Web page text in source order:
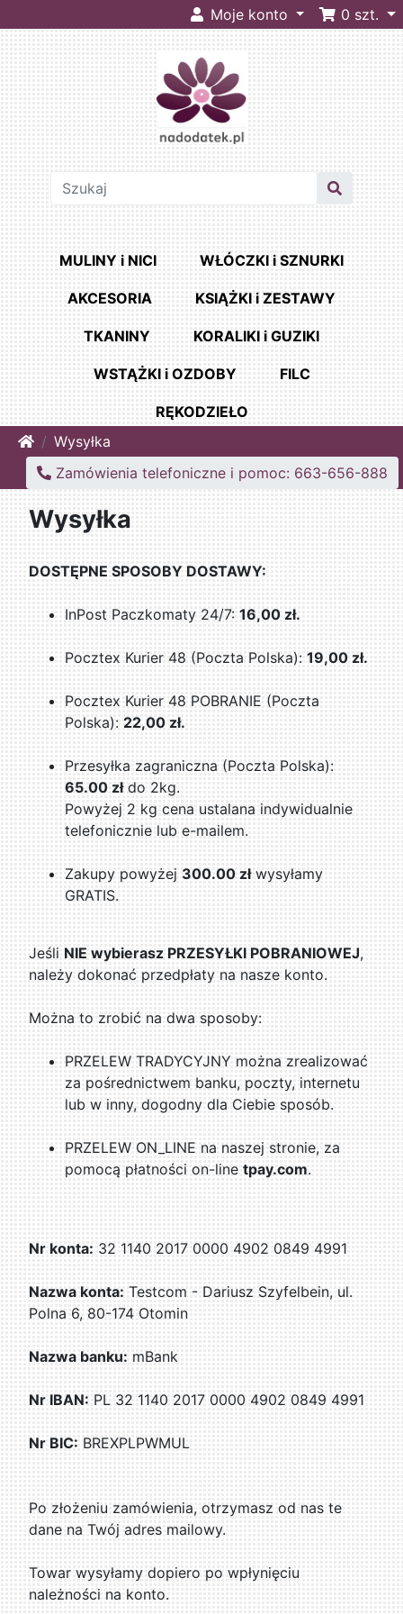
Moje konto 0 szt.
MULINY i NICI WŁÓCZKI i SZNURKI
AKCESORIA KSIĄŻKI i ZESTAWY
TKANINY KORALIKI i GUZIKI
WSTĄŻKI i OZDOBY FILC
RĘKODZIEŁO
HomeWysyłka
Zamówienia telefoniczne i pomoc: 663-656-888
Wysyłka
DOSTĘPNE SPOSOBY DOSTAWY:
InPost Paczkomaty 24/7:16,00 zł.
Pocztex Kurier 48 (Poczta Polska):19,00 zł.
Pocztex Kurier 48 POBRANIE (Poczta
Polska):22,00 zł.
Przesyłka zagraniczna (Poczta Polska):
65.00 złdo 2kg.
Powyżej 2 kg cena ustalana indywidualnie
telefonicznie lub e-mailem.
Zakupy powyżej 300.00 złwysyłamy
GRATIS.
Jeśli NIE wybierasz PRZESYŁKI POBRANIOWEJ,
należy dokonać przedpłaty na nasze konto.
Można to zrobić na dwa sposoby:
PRZELEW TRADYCYJNY można zrealizować
za pośrednictwem banku, poczty, internetu
lub w inny, dogodny dla Ciebie sposób.
PRZELEW ON_LINE na naszej stronie, za
pomocą płatności on-linetpay.com.
Nr konta: 32 1140 2017 0000 4902 0849 4991
Nazwa konta: Testcom - Dariusz Szyfelbein, ul.
Polna 6, 80-174 Otomin
Nazwa banku: mBank
Nr IBAN: PL 32 1140 2017 0000 4902 0849 4991
Nr BIC: BREXPLPWMUL
Po złożeniu zamówienia, otrzymasz od nas te
dane na Twój adres mailowy.
Towar wysyłamy dopiero po wpłynięciu
należności na konto.